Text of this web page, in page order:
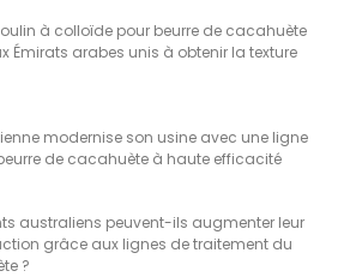
à colloïde pour beurre de cacahuète
Émirats arabes unis à obtenir la texture
modernise son usine avec une ligne
de cacahuète à haute efficacité
australiens peuvent-ils augmenter leur
grâce aux lignes de traitement du
?